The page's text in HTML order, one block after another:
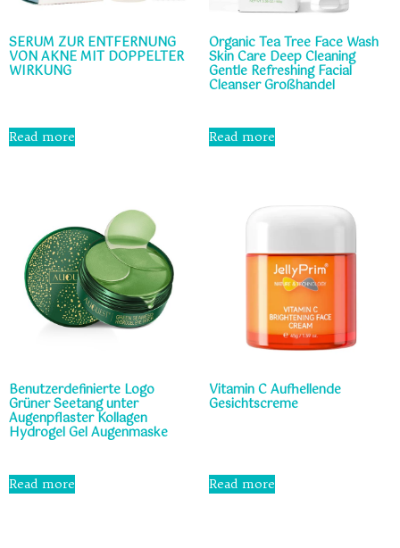
SERUM ZUR ENTFERNUNG
VON AKNE MIT DOPPELTER
WIRKUNG
out
of
5
Read more
Organic Tea Tree Face Wash
Skin Care Deep Cleaning
Gentle Refreshing Facial
Cleanser Großhandel
0
out
Read more
Benutzerdefinierte Logo
Grüner Seetang unter
Augenpflaster Kollagen
Hydrogel Gel Augenmaske
0
out
Read more
Vitamin C Aufhellende
Gesichtscreme
5
Read more